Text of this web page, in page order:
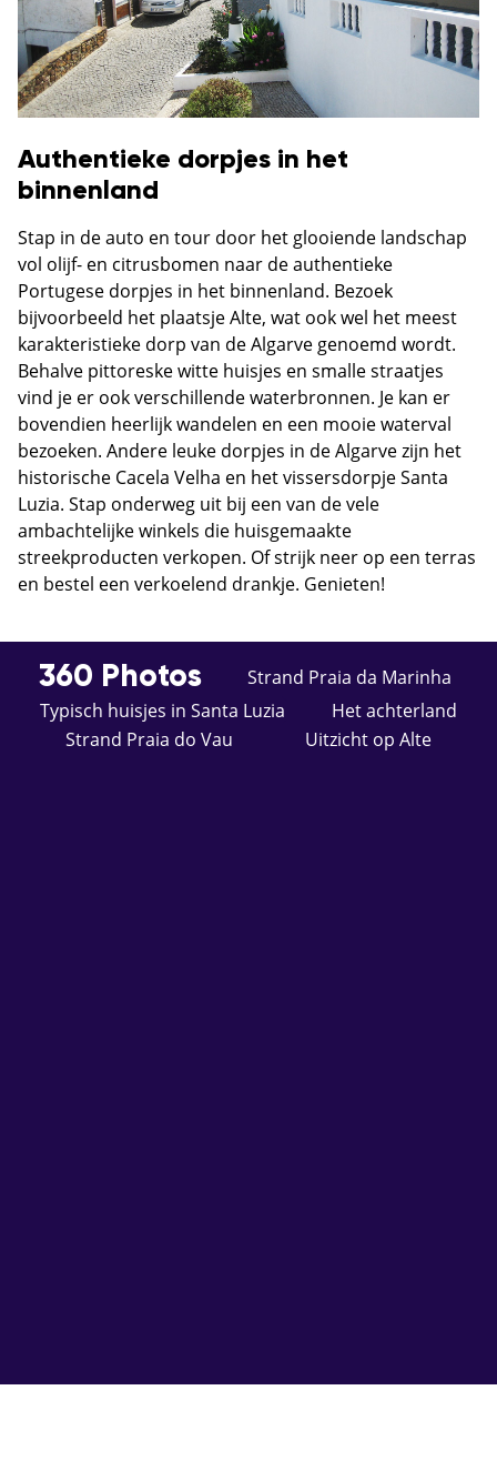
Authentieke dorpjes in het
binnenland
Stap in de auto en tour door het glooiende landschap
vol olijf- en citrusbomen naar de authentieke
Portugese dorpjes in het binnenland. Bezoek
bijvoorbeeld het plaatsje Alte, wat ook wel het meest
karakteristieke dorp van de Algarve genoemd wordt.
Behalve pittoreske witte huisjes en smalle straatjes
vind je er ook verschillende waterbronnen. Je kan er
bovendien heerlijk wandelen en een mooie waterval
bezoeken. Andere leuke dorpjes in de Algarve zijn het
historische Cacela Velha en het vissersdorpje Santa
Luzia. Stap onderweg uit bij een van de vele
ambachtelijke winkels die huisgemaakte
streekproducten verkopen. Of strijk neer op een terras
en bestel een verkoelend drankje. Genieten!
360 Photos
Strand Praia da Marinha
Typisch huisjes in Santa Luzia
Het achterland
Strand Praia do Vau
Uitzicht op Alte